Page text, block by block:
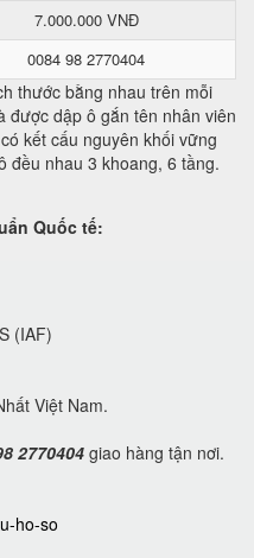
7.000.000 VNĐ
0084 98 2770404
thước bằng nhau trên mỗi
được dập ô gắn tên nhân viên
kết cấu nguyên khối vững
đều nhau 3 khoang, 6 tầng.
Quốc tế:
(IAF)
Việt Nam.
2770404 giao hàng tận nơi.
ho-so